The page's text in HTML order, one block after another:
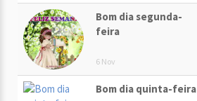
Bom dia segunda-
feira
6 Nov
Bom dia quinta-feira